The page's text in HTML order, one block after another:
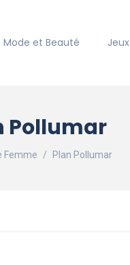
Mode et Beauté Jeux
Pollumar
Femme Plan Pollumar